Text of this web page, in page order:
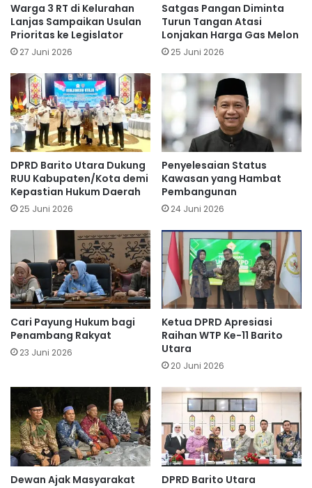
Warga 3 RT di Kelurahan
Lanjas Sampaikan Usulan
Prioritas ke Legislator
27 Juni 2026
Satgas Pangan Diminta
Turun Tangan Atasi
Lonjakan Harga Gas Melon
25 Juni 2026
DPRD Barito Utara Dukung
RUU Kabupaten/Kota demi
Kepastian Hukum Daerah
25 Juni 2026
Penyelesaian Status
Kawasan yang Hambat
Pembangunan
24 Juni 2026
Cari Payung Hukum bagi
Penambang Rakyat
23 Juni 2026
Ketua DPRD Apresiasi
Raihan WTP Ke-11 Barito
Utara
20 Juni 2026
Dewan Ajak Masyarakat
DPRD Barito Utara